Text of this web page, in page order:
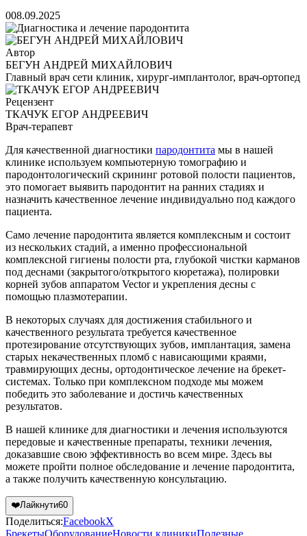
008.09.2025
Автор
БЕГУН АНДРЕЙ МИХАЙЛОВИЧ
Главный врач сети клиник, хирург-имплантолог, врач-ортопед
Рецензент
ТКАЧУК ЕГОР АНДРЕЕВИЧ
Врач-терапевт
Для качественной диагностики пародонтита мы в нашей
клинике используем компьютерную томографию и
пародонтологический скрининг ротовой полости пациентов,
это помогает выявить пародонтит на ранних стадиях и
назначить качественное лечение индивидуально под каждого
пациента.
Само лечение пародонтита является комплексным и состоит
из нескольких стадий, а именно профессиональной
комплексной гигиены полости рта, глубокой чистки карманов
под деснами (закрытого/открытого кюретажа), полировки
корней зубов аппаратом Vector и укрепления десны с
помощью плазмотерапии.
В некоторых случаях для достижения стабильного и
качественного результата требуется качественное
протезирование отсутствующих зубов, имплантация, замена
старых некачественных пломб с нависающими краями,
травмирующих десны, ортодонтическое лечение на брекет-
системах. Только при комплексном подходе мы можем
победить это заболевание и достичь качественных
результатов.
В нашей клинике для диагностики и лечения используются
передовые и качественные препараты, техники лечения,
доказавшие свою эффективность во всем мире. Здесь вы
можете пройти полное обследование и лечение пародонтита,
а также получить качественную консультацию.
❤️Лайкнути60
Поделиться:FacebookX
БрекетыОборудованиеНовости клиникиПолезные